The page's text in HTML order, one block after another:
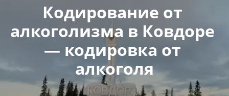
Кодирование от
алкоголизма в Ковдоре
— кодировка от
алкоголя